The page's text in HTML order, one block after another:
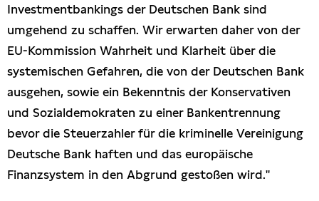
Investmentbankings der Deutschen Bank sind
umgehend zu schaffen. Wir erwarten daher von der
EU-Kommission Wahrheit und Klarheit über die
systemischen Gefahren, die von der Deutschen Bank
ausgehen, sowie ein Bekenntnis der Konservativen
und Sozialdemokraten zu einer Bankentrennung
bevor die Steuerzahler für die kriminelle Vereinigung
Deutsche Bank haften und das europäische
Finanzsystem in den Abgrund gestoßen wird."